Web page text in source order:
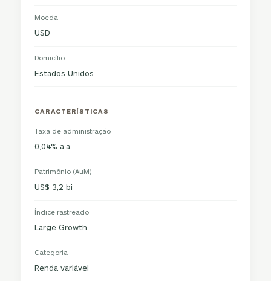
Moeda
USD
Domicílio
Estados Unidos
CARACTERÍSTICAS
Taxa de administração
0,04% a.a.
Patrimônio (AuM)
US$ 3,2 bi
Índice rastreado
Large Growth
Categoria
Renda variável